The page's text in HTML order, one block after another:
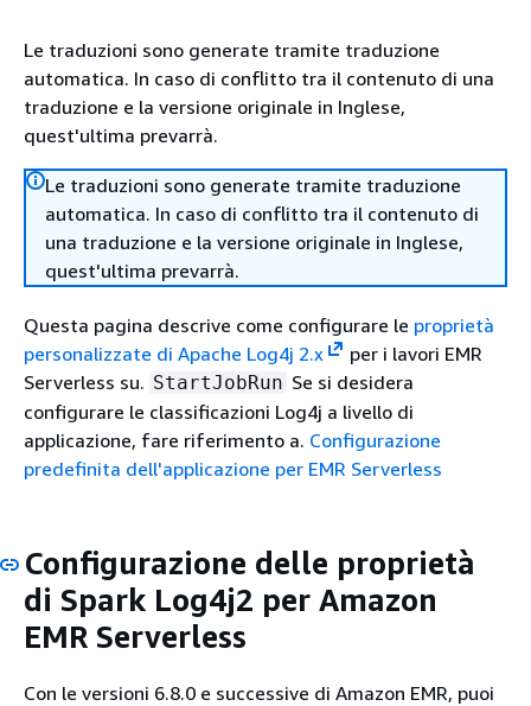
Le traduzioni sono generate tramite traduzione
automatica. In caso di conflitto tra il contenuto di una
traduzione e la versione originale in Inglese,
quest'ultima prevarrà.
Le traduzioni sono generate tramite traduzione
automatica. In caso di conflitto tra il contenuto di
una traduzione e la versione originale in Inglese,
quest'ultima prevarrà.
Questa pagina descrive come configurare le proprietà
personalizzate di Apache Log4j 2.x
per i lavori EMR
Serverless su. StartJobRun Se si desidera
configurare le classificazioni Log4j a livello di
applicazione, fare riferimento a. Configurazione
predefinita dell'applicazione per EMR Serverless
Configurazione delle proprietà
di Spark Log4j2 per Amazon
EMR Serverless
Con le versioni 6.8.0 e successive di Amazon EMR, puoi